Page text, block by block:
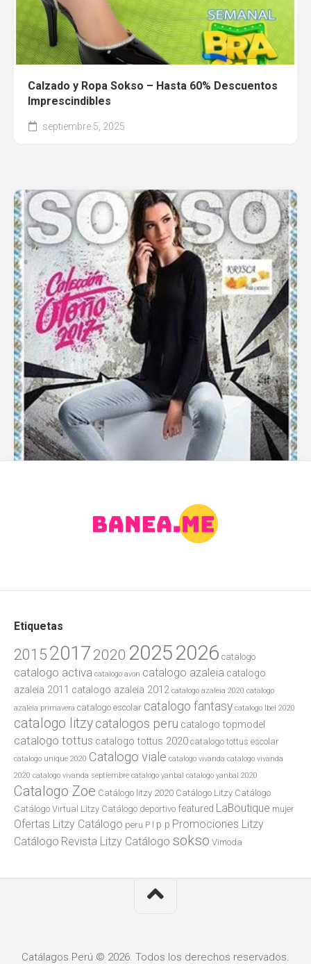
Calzado y Ropa Sokso – Hasta 60% Descuentos
Imprescindibles
septiembre 5, 2025
julio 20, 2017
Etiquetas
2015 2017 2020 20252026 catalogo
catalogo activa catalogo avon catalogo azaleia catalogo
azaleia 2011 catalogo azaleia 2012 catalogo azaleia 2020 catalogo
azaleia primavera catalogo escolar catalogo fantasy catalogo lbel 2020
catalogo litzycatalogos peru catalogo topmodel
catalogo tottus catalogo tottus 2020 catalogo tottus escolar
catalogo unique 2020 Catalogo viale catalogo vivanda catalogo vivanda
2020 catalogo vivanda septiembre catalogo yanbal catalogo yanbal 2020
Catalogo Zoe Catálogo litzy 2020 Catálogo Litzy Catálogo
Catálogo Virtual Litzy Catálogo deportivo featured LaBoutique mujer
Ofertas Litzy Catálogo peru P l p p Promociones Litzy
Catálogo Revista Litzy Catálogo sokso Vimoda
Catálagos Perú © 2026. Todos los derechos reservados.